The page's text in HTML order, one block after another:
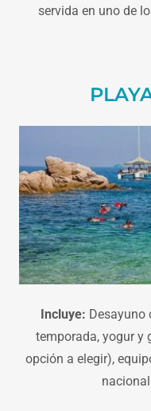
servida en uno de
Incluye: Desayuno
temporada, yogur y
opción a elegir),